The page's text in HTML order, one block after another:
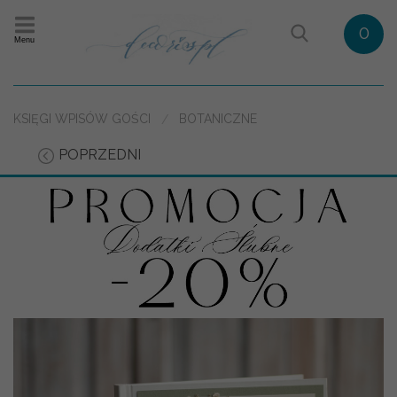
Menu 0
KSIĘGI WPISÓW GOŚCI BOTANICZNE
POPRZEDNI